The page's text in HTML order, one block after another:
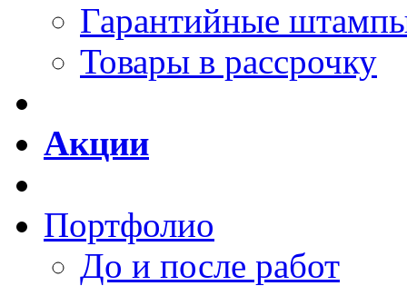
Гарантийные
Товары в рассрочку
Акции
Портфолио
До и после работ